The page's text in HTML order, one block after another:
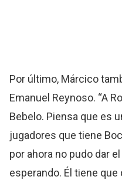
Por último, Márcico
Emanuel Reynoso. “A
Bebelo. Piensa que es
jugadores que tiene
por ahora no pudo dar
esperando. Él tiene